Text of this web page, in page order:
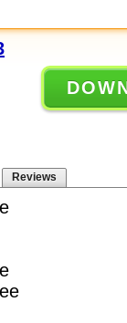
Reviews